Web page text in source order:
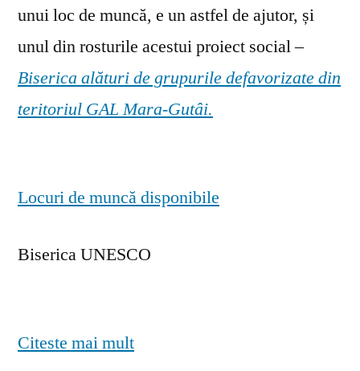
unui loc de muncă, e un astfel de ajutor, și
unul din rosturile acestui proiect social –
Biserica alături de grupurile defavorizate din
teritoriul GAL Mara-Gutâi.
Locuri de muncă disponibile
Biserica UNESCO
Citeste mai mult